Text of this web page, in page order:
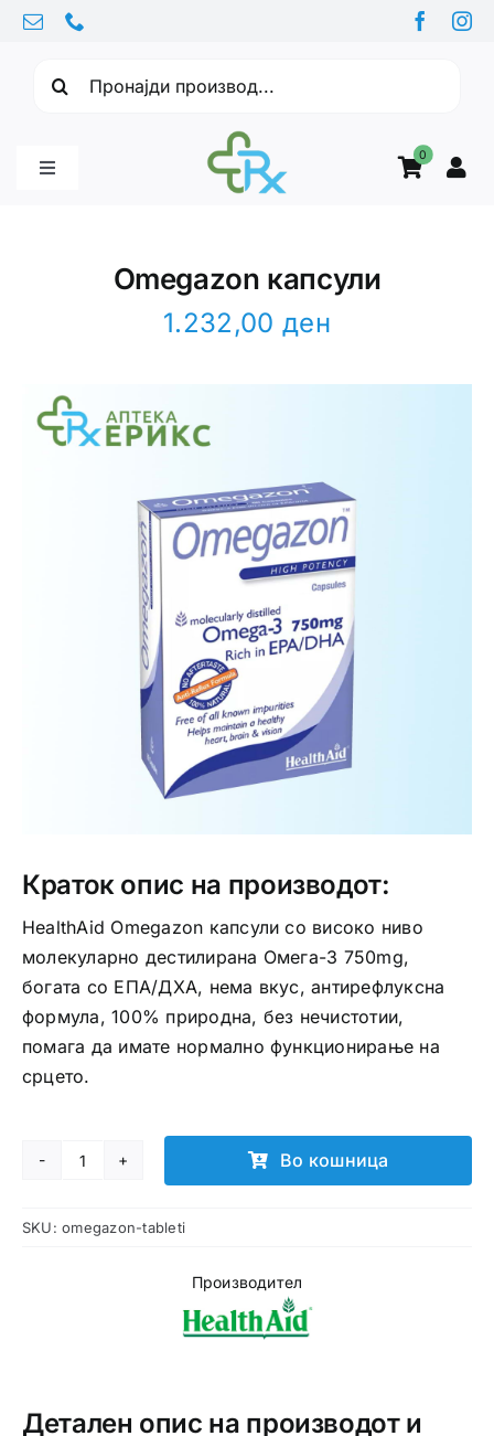
Skip
content
0
Toggle
Интимно здравје
Лична хигиена
Медицински апрати
Нега на кожа
Omegazon капсули
1.232,00ден
Краток опис на производот:
HealthAid Omegazon капсули со високо ниво
молекуларно дестилирана Омега-3 750mg,
богата со ЕПА/ДХА, нема вкус, антирефлуксна
формула, 100% природна, без нечистотии,
помага да имате нормално функционирање на
срцето.
Omegazon
количина
Во кошница
SKU:omegazon-tableti
Производител
Детален опис на производот и